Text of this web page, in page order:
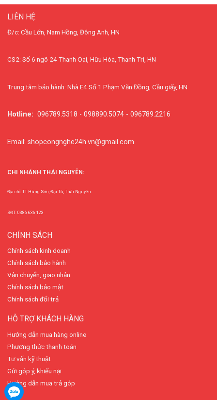
LIÊN HỆ
Đ/c: Cầu Lớn, Nam Hồng, Đông Anh, HN
CS2: Số 6 ngõ 24 Thanh Oai, Hữu Hòa, Thanh Trì, HN
Trung tâm bảo hành: Nhà E4 Số 1 Phạm Văn Đồng, Cầu giấy, HN
Hotline: 096789.5318 - 098890.5074 - 096789.2216
Email: shopcongnghe24h.vn@gmail.com
CHI NHÁNH THÁI NGUYÊN:
Địa chỉ: TT Hùng Sơn, Đại Từ, Thái Nguyên
SĐT: 0386 636 123
CHÍNH SÁCH
Chính sách kinh doanh
Chính sách bảo hành
Vận chuyển, giao nhận
Chính sách bảo mật
Chính sách đổi trả
HỖ TRỢ KHÁCH HÀNG
Hướng dẫn mua hàng online
Phương thức thanh toán
Tư vấn kỹ thuật
Gửi góp ý, khiếu nại
Hướng dẫn mua trả góp